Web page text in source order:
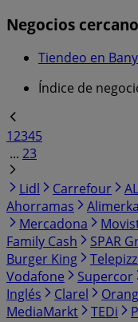
Negocios
Tiendeo en
Índice de
12345
... 23
Lidl
Carrefour
Ahorramas
Alimerka
Mercadona
Family Cash
SPAR
Burger King
Vodafone
Supercor
Inglés
Clarel
MediaMarkt
TEDi